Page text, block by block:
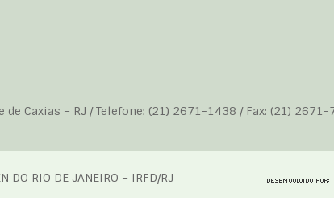
Caxias – RJ / Telefone: (21) 2671-1438 / Fax: (21) 2671-
DO RIO DE JANEIRO – IRFD/RJ